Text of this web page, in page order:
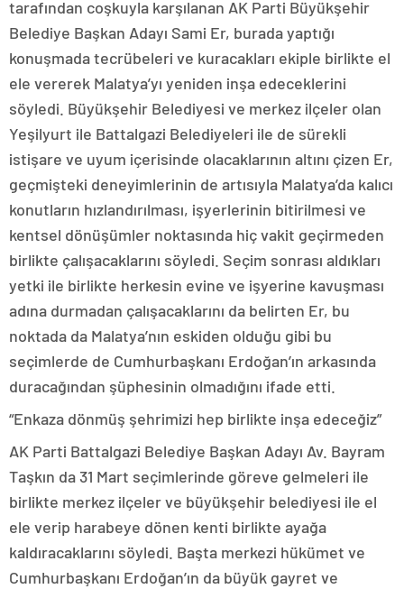
tarafından coşkuyla karşılanan AK Parti Büyükşehir
Belediye Başkan Adayı Sami Er, burada yaptığı
konuşmada tecrübeleri ve kuracakları ekiple birlikte el
ele vererek Malatya’yı yeniden inşa edeceklerini
söyledi. Büyükşehir Belediyesi ve merkez ilçeler olan
Yeşilyurt ile Battalgazi Belediyeleri ile de sürekli
istişare ve uyum içerisinde olacaklarının altını çizen Er,
geçmişteki deneyimlerinin de artısıyla Malatya’da kalıcı
konutların hızlandırılması, işyerlerinin bitirilmesi ve
kentsel dönüşümler noktasında hiç vakit geçirmeden
birlikte çalışacaklarını söyledi. Seçim sonrası aldıkları
yetki ile birlikte herkesin evine ve işyerine kavuşması
adına durmadan çalışacaklarını da belirten Er, bu
noktada da Malatya’nın eskiden olduğu gibi bu
seçimlerde de Cumhurbaşkanı Erdoğan’ın arkasında
duracağından şüphesinin olmadığını ifade etti.
“Enkaza dönmüş şehrimizi hep birlikte inşa edeceğiz”
AK Parti Battalgazi Belediye Başkan Adayı Av. Bayram
Taşkın da 31 Mart seçimlerinde göreve gelmeleri ile
birlikte merkez ilçeler ve büyükşehir belediyesi ile el
ele verip harabeye dönen kenti birlikte ayağa
kaldıracaklarını söyledi. Başta merkezi hükümet ve
Cumhurbaşkanı Erdoğan’ın da büyük gayret ve